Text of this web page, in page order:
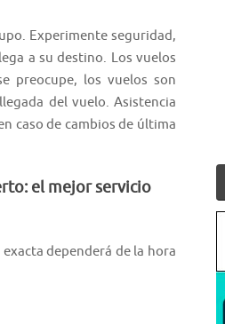
Experimente seguridad,
a su destino. Los vuelos
preocupe, los vuelos son
del vuelo. Asistencia
caso de cambios de última
el mejor servicio
dependerá de la hora